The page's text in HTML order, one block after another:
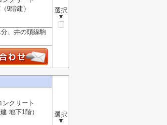
選択
▼
9階建）
、井の頭線駒
選択
▼
ンクリート
地下1階）